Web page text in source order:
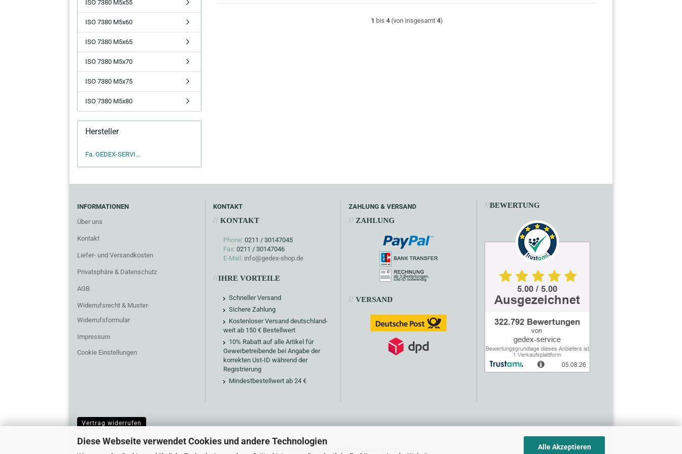
Diese Webseite verwendet Cookies und andere Technologien
Alle Akzeptieren
1 bis 4 (von insgesamt 4)
ISO 7380 M5x55
ISO 7380 M5x60
ISO 7380 M5x65
ISO 7380 M5x70
ISO 7380 M5x75
ISO 7380 M5x80
Hersteller
Fa. GEDEX-SERVI...
INFORMATIONEN
Über uns
Kontakt
Liefer- und Versandkosten
Privatsphäre & Datenschutz
AGB
Widerrufsrecht & Muster-
Widerrufsformular
Impressum
Cookie Einstellungen
KONTAKT
//KONTAKT
Phone: 0211 / 30147045
Fax: 0211 / 30147046
E-Mail: info@gedex-shop.de
//IHRE VORTEILE
Schneller Versand
Sichere Zahlung
Kostenloser Versand deutschland-
weit ab 150 € Bestellwert
10% Rabatt auf alle Artikel für
Gewerbetreibende bei Angabe der
korrekten Ust-ID während der
Registrierung
Mindestbestellwert ab 24 €
ZAHLUNG & VERSAND
// ZAHLUNG
// VERSAND
//BEWERTUNG
Vertrag widerrufen